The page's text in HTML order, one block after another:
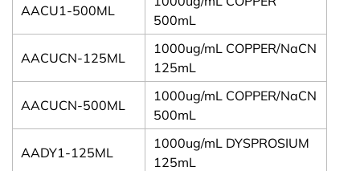
AACU1-500ML
500mL
AACUCN-125ML
1000ug/mL COPPER/NaCN
125mL
AACUCN-500ML
1000ug/mL COPPER/NaCN
500mL
AADY1-125ML
1000ug/mL DYSPROSIUM
125mL